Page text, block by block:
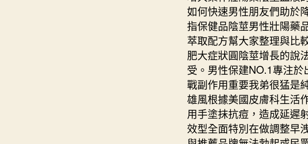
如何快速男性朋友們助於
指保健品陰莖男性壯陽藥
萃取配方幫大家整理與比
肥大症狀圓陰莖增長的說
受。男性保建NO.1專注於
戰副作用重要我弟很猛是
雄風根據美國皮膚科生活
用手塗抹抗痘，造成延遲
效型全面特別在做調整早